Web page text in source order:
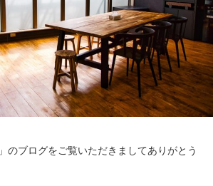
のブログをご覧いただきましてありがとう